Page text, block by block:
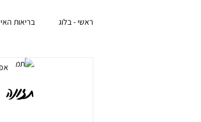
ראשי - בלוג בריאות
ארומתרפיה / שמנים